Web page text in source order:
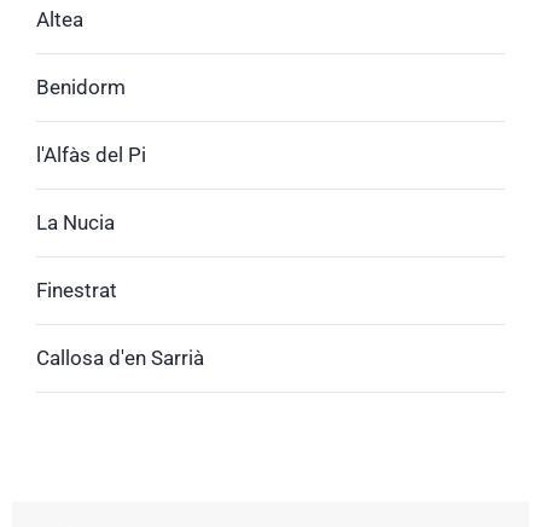
Altea
Benidorm
l'Alfàs del Pi
La Nucia
Finestrat
Callosa d'en Sarrià